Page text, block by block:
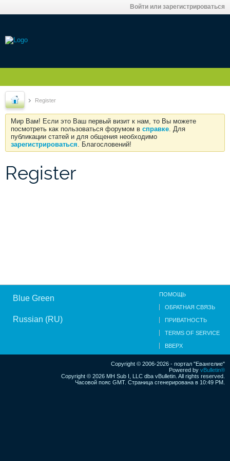
Войти или зарегистрироваться
Register
Мир Вам! Если это Ваш первый визит к нам, то Вы можете
посмотреть как пользоваться форумом в справке. Для
публикации статей и для общения необходимо
зарегистрироваться. Благословений!
Register
Blue Green
Russian (RU)
ПОМОЩЬ
ОБРАТНАЯ СВЯЗЬ
ПРИВАТНОСТЬ
TERMS OF SERVICE
ВВЕРХ
Copyright © 2006-2026 - портал "Евангелие"
Powered by vBulletin®
Copyright © 2026 MH Sub I, LLC dba vBulletin. All rights reserved.
Часовой пояс GMT. Страница сгенерирована в 10:49 PM.